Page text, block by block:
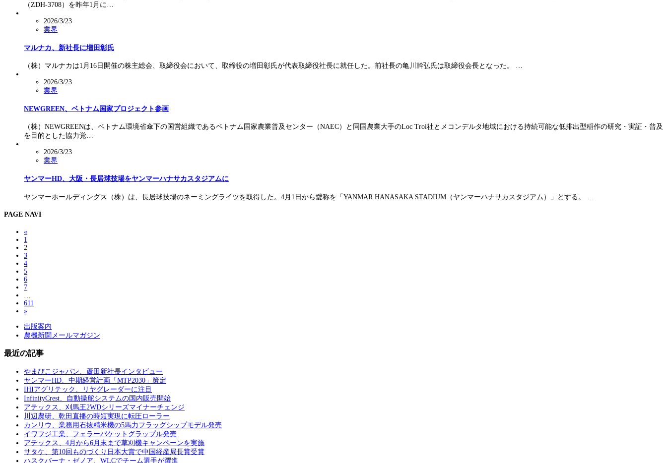
（ZDH-3708）を昨年1月に…
2026/3/23
業界
マルナカ、新社長に増田彰氏
（株）マルナカは1月16日開催の株主総会、取締役会において、取締役の増田彰氏が代表取締役社長に就任した。前社長の亀川幹弘氏は取締役会長となった。 …
2026/3/23
業界
NEWGREEN、ベトナム国家プロジェクト参画
（株）NEWGREENは、ベトナム環境省傘下の国営組織であるベトナム国家農業普及センター（NAEC）と同国農業大手のLoc Troi社とメコンデルタ地域における持続可能な低排出型稲作の研究・実証・普及
を目的とした協力覚…
2026/3/23
業界
ヤンマーHD、大阪・長居球技場をヤンマーハナサカスタジアムに
ヤンマーホールディングス（株）は、長居球技場のネーミングライツを取得した。4月1日から愛称を「YANMAR HANASAKA STADIUM（ヤンマーハナサカスタジアム）」とする。 …
PAGE NAVI
«
1
2
3
4
5
6
7
611
»
出版案内
農機新聞メールマガジン
最近の記事
やまびこジャパン、蘆田新社長インタビュー
ヤンマーHD、中期経営計画「MTP2030」策定
IHIアグリテック、リヤグレーダーに注目
InfinityCrest、自動操舵システムの国内販売開始
アテックス、刈馬王2WDシリーズマイナーチェンジ
川辺農研、乾田直播の時短実現に転圧ローラー
カンリウ、業務用石抜精米機の5馬力フラッグシップモデル発売
イワフジ工業、フェラーバケットグラップル発売
アテックス、4月から6月末まで草刈機キャンペーンを実施
サタケ、第10回ものづくり日本大賞で中国経産局長賞受賞
ハスクバーナ・ゼノア、WLCでチーム選手が躍進